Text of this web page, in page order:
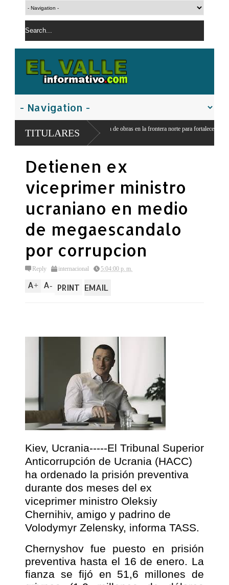
TITULARES
inicia construcción de obras en la frontera norte para fortalecer la
Detienen ex
viceprimer ministro
ucraniano en medio
de megaescandalo
por corrupcion
Reply internacional 5:04:00 p. m.
A+ A- PRINT EMAIL
Kiev, Ucrania-----El Tribunal Superior
Anticorrupción de Ucrania (HACC)
ha ordenado la prisión preventiva
durante dos meses del ex
viceprimer ministro Oleksiy
Chernihiv, amigo y padrino de
Volodymyr Zelensky, informa TASS.
Chernyshov fue puesto en prisión
preventiva hasta el 16 de enero. La
fianza se fijó en 51,6 millones de